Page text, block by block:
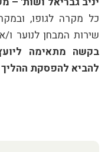
כל מקרה לגופו,
שירות המבחן לנוער ו/
בקשה מתאימה
להביא להפסקת ההליך